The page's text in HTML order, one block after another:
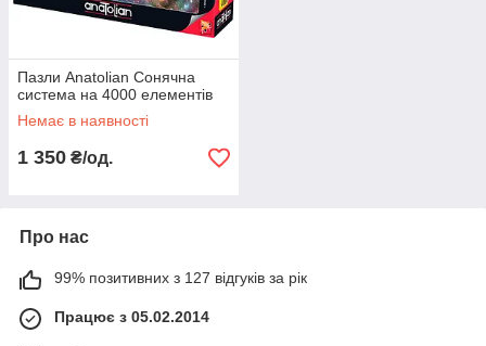
Пазли Anatolian Сонячна
система на 4000 елементів
Немає в наявності
1 350 ₴/од.
Про нас
99% позитивних з 127 відгуків за рік
Працює з 05.02.2014